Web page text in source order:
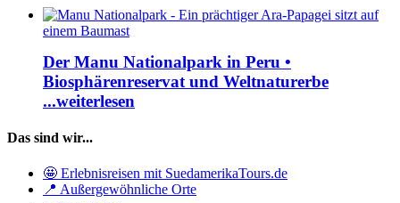
Der Manu Nationalpark in Peru •
Biosphärenreservat und Weltnaturerbe
...weiterlesen
Das sind wir...
🤩 Erlebnisreisen mit SuedamerikaTours.de
📍 Außergewöhnliche Orte